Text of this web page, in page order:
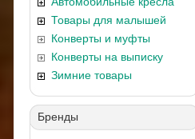
Товары для малышей
Конверты и муфты
Конверты на выписку
Зимние товары
Бренды